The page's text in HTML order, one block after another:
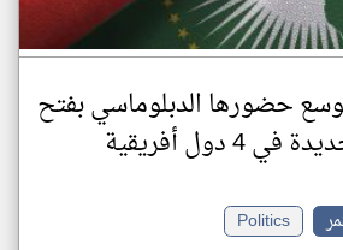
حضورها الدبلوماسي بفتح
4 دول أفريقية
Politics